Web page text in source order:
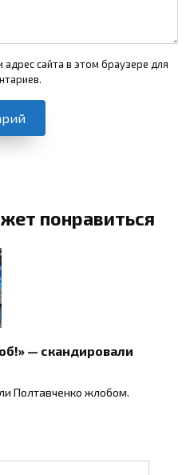
сайта в этом браузере для
понравиться
— скандировали
Полтавченко жлобом.